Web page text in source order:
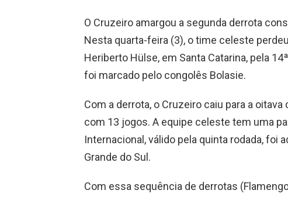
O Cruzeiro amargou a segunda derrota
Nesta quarta-feira (3), o time celeste
Heriberto Hülse, em Santa Catarina, pela
foi marcado pelo congolês Bolasie.
Com a derrota, o Cruzeiro caiu para a
com 13 jogos. A equipe celeste tem uma
Internacional, válido pela quinta rodada, foi
Grande do Sul.
Com essa sequência de derrotas